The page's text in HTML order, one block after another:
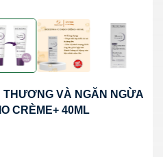
THƯƠNG VÀ NGĂN NGỪA
CRÈME+ 40ML